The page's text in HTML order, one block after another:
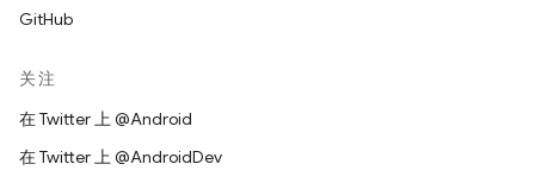
GitHub
关注
在 Twitter 上 @Android
在 Twitter 上 @AndroidDev